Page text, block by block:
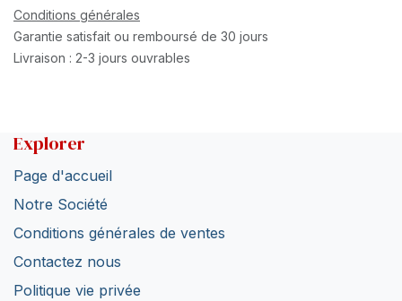
Conditions générales
Garantie satisfait ou remboursé de 30 jours
Livraison : 2-3 jours ouvrables
Explorer
Page d'accueil
Notre Société
Conditions générales de ventes
Contactez nous
Politique vie privée